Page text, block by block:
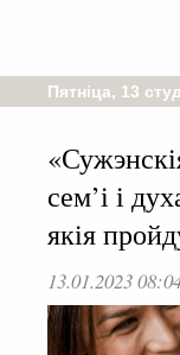
Пятніца, 13
сем’і і
якія
13.01.2023